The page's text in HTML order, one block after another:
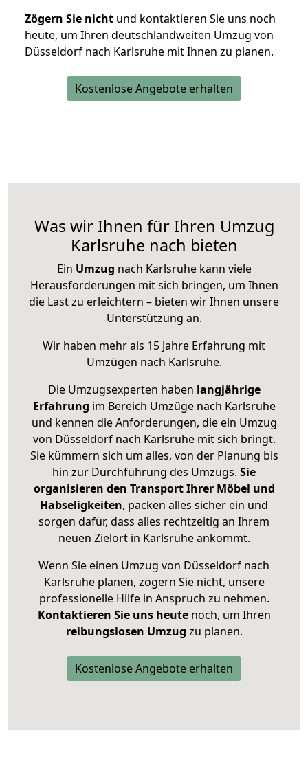
Zögern Sie nicht und kontaktieren Sie uns noch
heute, um Ihren deutschlandweiten Umzug von
Düsseldorf nach Karlsruhe mit Ihnen zu planen.
Kostenlose Angebote erhalten
Was wir Ihnen für Ihren Umzug
Karlsruhe nach bieten
Ein Umzug nach Karlsruhe kann viele
Herausforderungen mit sich bringen, um Ihnen
die Last zu erleichtern – bieten wir Ihnen unsere
Unterstützung an.
Wir haben mehr als 15 Jahre Erfahrung mit
Umzügen nach Karlsruhe.
Die Umzugsexperten haben langjährige
Erfahrung im Bereich Umzüge nach Karlsruhe
und kennen die Anforderungen, die ein Umzug
von Düsseldorf nach Karlsruhe mit sich bringt.
Sie kümmern sich um alles, von der Planung bis
hin zur Durchführung des Umzugs. Sie
organisieren den Transport Ihrer Möbel und
Habseligkeiten, packen alles sicher ein und
sorgen dafür, dass alles rechtzeitig an Ihrem
neuen Zielort in Karlsruhe ankommt.
Wenn Sie einen Umzug von Düsseldorf nach
Karlsruhe planen, zögern Sie nicht, unsere
professionelle Hilfe in Anspruch zu nehmen.
Kontaktieren Sie uns heutenoch, um Ihren
reibungslosen Umzug zu planen.
Kostenlose Angebote erhalten